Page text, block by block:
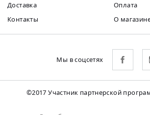
Доставка
Оплата
Контакты
О
Мы в соцсетях
©2017 Участник партнерской